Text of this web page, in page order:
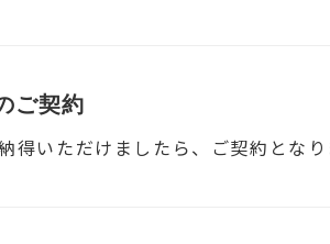
ご契約
いただけましたら、ご契約となり